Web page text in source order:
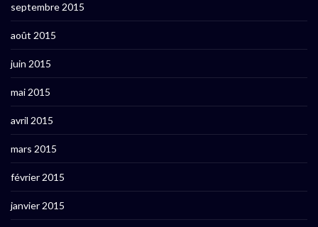
septembre 2015
août 2015
juin 2015
mai 2015
avril 2015
mars 2015
février 2015
janvier 2015